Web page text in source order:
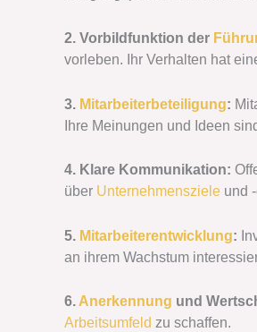
2. Vorbildfunktion der
vorleben. Ihr Verhalten hat
3. Mitarbeiterbeteiligung:
Ihre Meinungen und Ideen
4. Klare Kommunikation:
über Unternehmensziele und
5. Mitarbeiterentwicklung:
an ihrem Wachstum
6. Anerkennung und
Arbeitsumfeld zu schaffen.